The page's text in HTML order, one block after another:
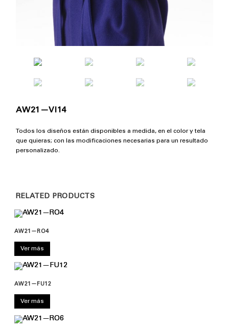
AW21—VI14
Todos los diseños están disponibles a medida, en el color y tela
que quieras; con las modificaciones necesarias para un resultado
personalizado.
RELATED PRODUCTS
AW21—RO4
Ver más
AW21—FU12
Ver más